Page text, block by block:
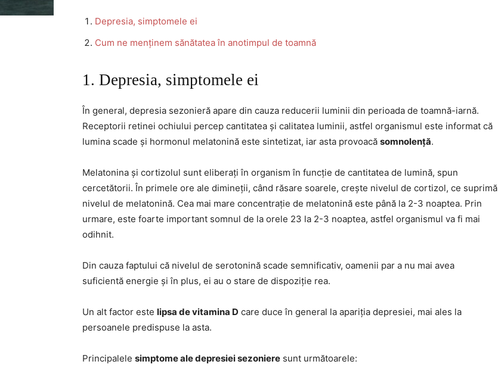
Depresia, simptomele ei
Cum ne menținem sănătatea în anotimpul de toamnă
1. Depresia, simptomele ei
În general, depresia sezonieră apare din cauza reducerii luminii din perioada de toamnă-iarnă.
Receptorii retinei ochiului percep cantitatea și calitatea luminii, astfel organismul este informat că
lumina scade și hormonul melatonină este sintetizat, iar asta provoacă somnolență.
Melatonina și cortizolul sunt eliberați în organism în funcție de cantitatea de lumină, spun
cercetătorii. În primele ore ale dimineții, când răsare soarele, crește nivelul de cortizol, ce suprimă
nivelul de melatonină. Cea mai mare concentrație de melatonină este până la 2-3 noaptea. Prin
urmare, este foarte important somnul de la orele 23 la 2-3 noaptea, astfel organismul va fi mai
odihnit.
Din cauza faptului că nivelul de serotonină scade semnificativ, oamenii par a nu mai avea
suficientă energie și în plus, ei au o stare de dispoziție rea.
Un alt factor este lipsa de vitamina D care duce în general la apariția depresiei, mai ales la
persoanele predispuse la asta.
Principalele simptome ale depresiei sezoniere sunt următoarele: